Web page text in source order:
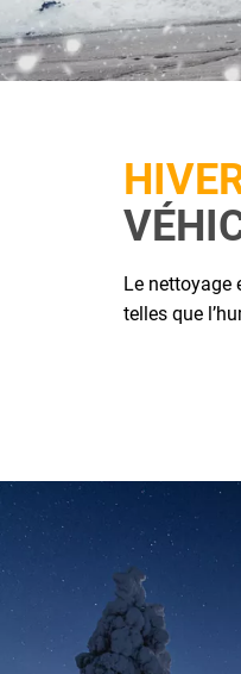
Le nettoyage
telles que